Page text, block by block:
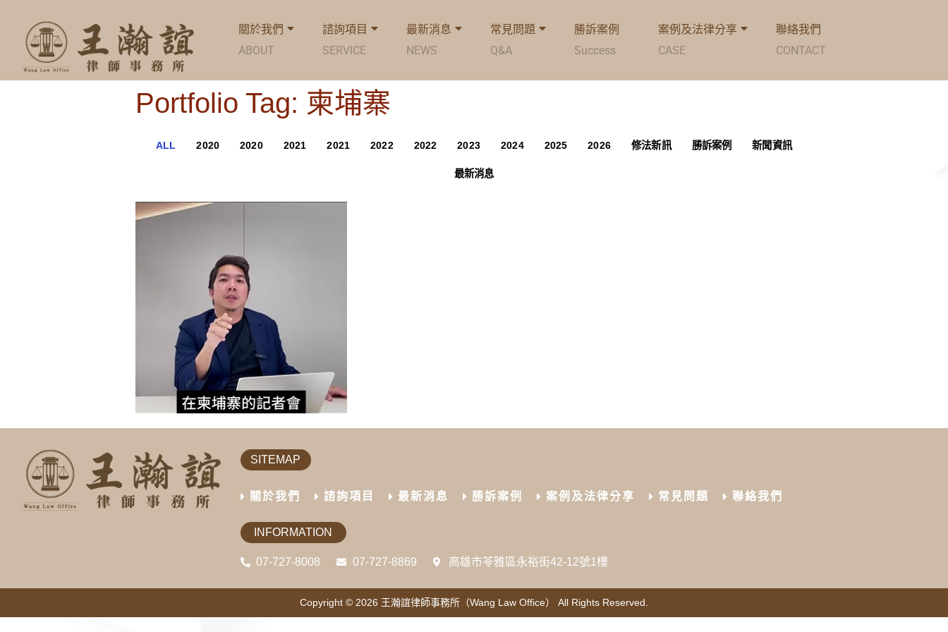
關於我們
ABOUT
諮詢項目
SERVICE
最新消息
NEWS
常見問題
Q&A
勝訴案例
Success
案例及法律分享
CASE
聯絡我們
CONTACT
Portfolio Tag: 柬埔寨
ALL 2020 2020 2021 2021 2022 2022 2023 2024 2025 2026 修法新訊 勝訴案例 新聞資訊
最新消息
SITEMAP
關於我們 諮詢項目 最新消息 勝訴案例 案例及法律分享 常見問題 聯絡我們
INFORMATION
07-727-8008 07-727-8869 高雄市苓雅區永裕街42-12號1樓
Copyright © 2026 王瀚誼律師事務所（Wang Law Office） All Rights Reserved.